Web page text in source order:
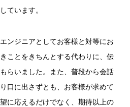
ています。
ンジニアとしてお客様と対等にお
ことをきちんとする代わりに、伝
らいました。また、普段から会話
口に出さずとも、お客様が求めて
に応えるだけでなく、期待以上の